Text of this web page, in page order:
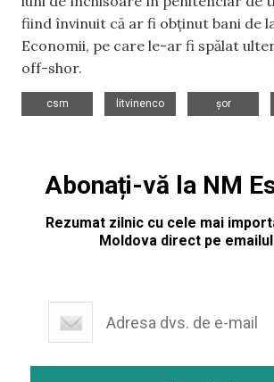
fiind învinuit că ar fi obținut bani de
Economii, pe care le-ar fi spălat
off-shor.
csm
litvinenco
șor
Abonați-vă la NM
Rezumat zilnic cu cele mai
Moldova direct pe